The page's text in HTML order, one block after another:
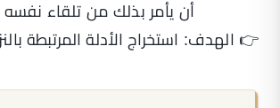
أن يأمر بذلك من تلقاء نفسه
👉 الهدف: استخراج الأدلة المرتبطة